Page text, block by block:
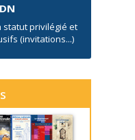
privilégié et
(invitations...)